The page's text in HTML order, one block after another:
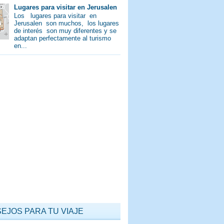
Lugares para visitar en Jerusalen
Los lugares para visitar en
Jerusalen son muchos, los lugares
de interés son muy diferentes y se
adaptan perfectamente al turismo
en...
PARA TU VIAJE